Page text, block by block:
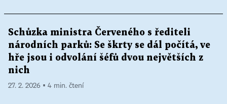
Schůzka ministra Červeného s řediteli
národních parků: Se škrty se dál počítá, ve
hře jsou i odvolání šéfů dvou největších z
nich
27. 2. 2026 ▪ 4 min. čtení